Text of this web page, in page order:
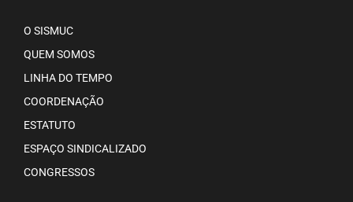
O SISMUC
QUEM SOMOS
LINHA DO TEMPO
COORDENAÇÃO
ESTATUTO
ESPAÇO SINDICALIZADO
CONGRESSOS